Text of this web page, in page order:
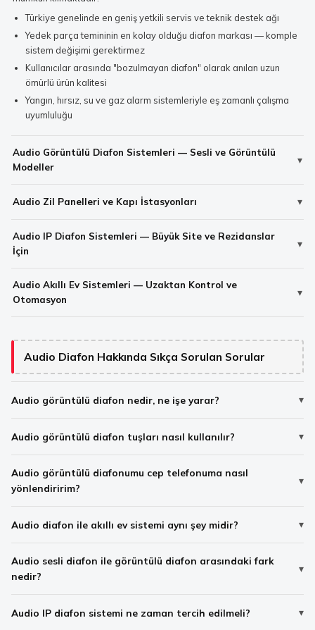
Türkiye genelinde en geniş yetkili servis ve teknik destek ağı
Yedek parça temininin en kolay olduğu diafon markası — komple
sistem değişimi gerektirmez
Kullanıcılar arasında "bozulmayan diafon" olarak anılan uzun
ömürlü ürün kalitesi
Yangın, hırsız, su ve gaz alarm sistemleriyle eş zamanlı çalışma
uyumluluğu
Audio Görüntülü Diafon Sistemleri — Sesli ve Görüntülü
Modeller
Audio Zil Panelleri ve Kapı İstasyonları
Audio IP Diafon Sistemleri — Büyük Site ve Rezidanslar
İçin
Audio Akıllı Ev Sistemleri — Uzaktan Kontrol ve
Otomasyon
Audio Diafon Hakkında Sıkça Sorulan Sorular
Audio görüntülü diafon nedir, ne işe yarar?
Audio görüntülü diafon tuşları nasıl kullanılır?
Audio görüntülü diafonumu cep telefonuma nasıl
yönlendiririm?
Audio diafon ile akıllı ev sistemi aynı şey midir?
Audio sesli diafon ile görüntülü diafon arasındaki fark
nedir?
Audio IP diafon sistemi ne zaman tercih edilmeli?